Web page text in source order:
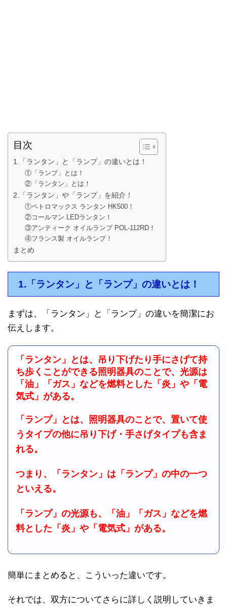
目次
1.「ランタン」と「ランプ」の違いとは！
①「ランプ」とは！
②「ランタン」とは！
2.「ランタン」や「ランプ」を紹介！
①ペトロマックス ランタン HK500！
②コールマン LEDランタン！
③アンティーク オイルランプ POL-112RD！
④フランス製 オイルランプ！
まとめ
1.「ランタン」と「ランプ」の違いとは！
まずは、「ランタン」と「ランプ」の違いを簡潔にお
伝えします。
「ランタン」とは、吊り下げたり手にさげて持
ち歩くことができる照明器具のことで、光源は
「油」「ガス」などを燃料とした「炎」や「電
気式」がある。
「ランプ」とは、照明器具のことで、置いて使
うタイプの他に吊り下げ・手さげタイプも含ま
れる。
つまり、「ランタン」は「ランプ」の中の一つ
といえる。
「ランプ」の光源も、「油」「ガス」などを燃
料とした「炎」や「電気式」がある。
簡単にまとめると、こういった違いです。
それでは、双方についてさらに詳しく説明していきま